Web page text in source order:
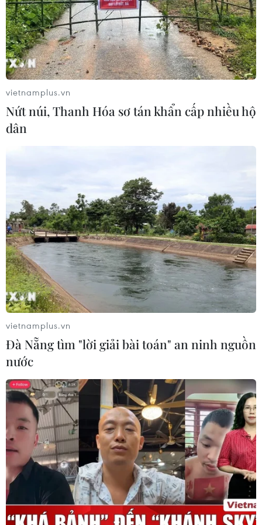
06/08/2026 08:25
HLV Kim Sang-sik: 'Tuyển Việt Nam
hướng tới chiến thắng để giữ ngôi
đầu bảng'
06/08/2026 07:25
Chủ tịch Liên đoàn Bóng đá thế giới
Futsal Việt Nam bất bại sau trận hòa
khó tin trước chủ nhà Thái Lan
06/08/2026 02:38
Toàn cảnh ASEAN Cup: Thái
Lan "thắng như chẻ tre", thách thức
tuyển Việt Nam
05/08/2026 07:15
Nhận định Philippines vs
Thái Lan: Madam Pang treo thưởng
tiền tỷ, "Voi chiến" quyết thắng
04/08/2026 09:19
Đội tuyển Việt Nam nhận
thưởng 2 tỷ đồng sau thắng lợi trước
Indonesia
vietnamplus.vn
Nứt núi, Thanh Hóa sơ tán khẩn cấp nhiều hộ
dân
vietnamplus.vn
Đà Nẵng tìm "lời giải bài toán" an ninh nguồn
nước